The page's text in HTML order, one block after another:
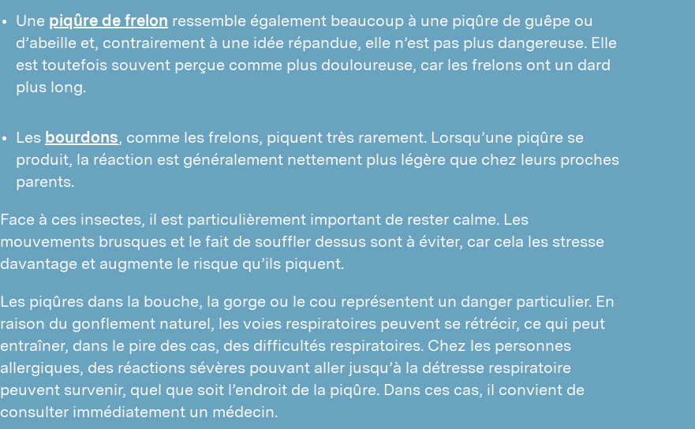
Charançons
Nuisibles aux matériaux
Pyrales
Nos méthodes
Désinfestation par la chaleur
Traitement par le froid
Traitement des refuges
Une piqûre de frelon ressemble également beaucoup à une piqûre de guêpe ou
d’abeille et, contrairement à une idée répandue, elle n’est pas plus dangereuse. Elle
est toutefois souvent perçue comme plus douloureuse, car les frelons ont un dard
plus long.
Les bourdons, comme les frelons, piquent très rarement. Lorsqu’une piqûre se
produit, la réaction est généralement nettement plus légère que chez leurs proches
parents.
Face à ces insectes, il est particulièrement important de rester calme. Les
mouvements brusques et le fait de souffler dessus sont à éviter, car cela les stresse
davantage et augmente le risque qu’ils piquent.
Les piqûres dans la bouche, la gorge ou le cou représentent un danger particulier. En
raison du gonflement naturel, les voies respiratoires peuvent se rétrécir, ce qui peut
entraîner, dans le pire des cas, des difficultés respiratoires. Chez les personnes
allergiques, des réactions sévères pouvant aller jusqu’à la détresse respiratoire
peuvent survenir, quel que soit l’endroit de la piqûre. Dans ces cas, il convient de
consulter immédiatement un médecin.